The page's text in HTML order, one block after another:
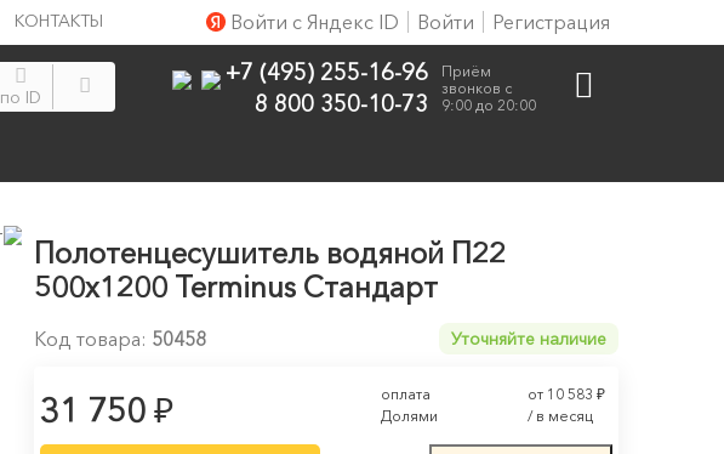
КОНТАКТЫ Регистрация
Войти
Войти с Яндекс ID
Приём
звонков с
9:00 до 20:00
+7 (495) 255-16-96
8 800 350-10-73
по ID
Полотенцесушитель водяной П22
500х1200 Terminus Стандарт
Код товара: 50458 Уточняйте наличие
31 750₽
оплата
Долями
от 10 583 ₽
/ в месяц